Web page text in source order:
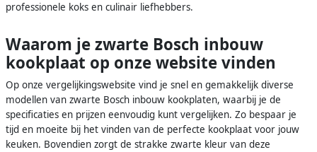
professionele koks en culinair liefhebbers.
Waarom je zwarte Bosch inbouw
kookplaat op onze website vinden
Op onze vergelijkingswebsite vind je snel en gemakkelijk diverse
modellen van zwarte Bosch inbouw kookplaten, waarbij je de
specificaties en prijzen eenvoudig kunt vergelijken. Zo bespaar je
tijd en moeite bij het vinden van de perfecte kookplaat voor jouw
keuken. Bovendien zorgt de strakke zwarte kleur van deze